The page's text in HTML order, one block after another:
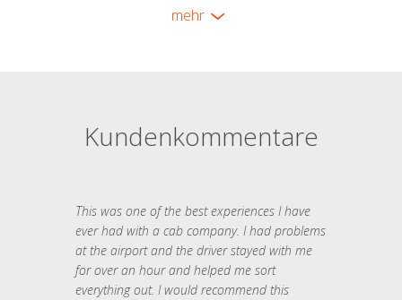
mehr
Kundenkommentare
This was one of the best experiences I have
ever had with a cab company. I had problems
at the airport and the driver stayed with me
for over an hour and helped me sort
everything out. I would recommend this